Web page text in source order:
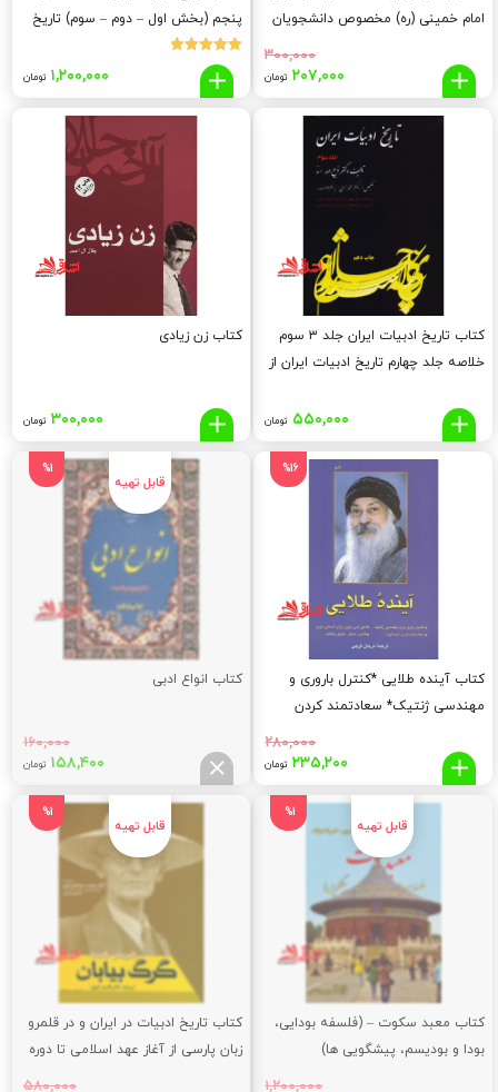
امام خمینی (ره) مخصوص دانشجویان
تشریحی و ۹۲ سوال تستی****در حد
نو****
۳۰۰,۰۰۰
قیمت
اصلی:
۳۰۰,۰۰۰
تومان
بود.
۲۰۷,۰۰۰ تومانقیمت
فعلی:
پنجم (بخش اول – دوم – سوم) تاریخ
ادبیات در ایران از آغاز سده دهم تا
میانه سده دوازدهم هجری
نمره
5.00
۱,۲۰۰,۰۰۰ تومان
کتاب تاریخ ادبیات ایران جلد ۳ سوم
خلاصه جلد چهارم تاریخ ادبیات ایران از
هجری
۵۵۰,۰۰۰ تومان
کتاب زن زیادی
۳۰۰,۰۰۰ تومان
%16
کتاب آینده طلایی *کنترل باروری و
مهندسی ژنتیک* سعادتمند کردن
نوین *قانون حاکم:عشق و تفاهم
۲۸۰,۰۰۰
قیمت
اصلی:
۲۸۰,۰۰۰
تومان
۲۳۵,۲۰۰ تومانقیمت
فعلی:
کتاب انواع ادبی
۱۶۰,۰۰۰
قیمت
۱۶۰,۰۰۰
تومان
۱۵۸,۴۰۰ تومان
کتاب معبد سکوت – (فلسفه بودایی،
بودا و بودیسم، پیشگویی ها)
۱,۲۰۰,۰۰۰
کتاب تاریخ ادبیات در ایران و در قلمرو
زبان پارسی از آغاز عهد اسلامی تا دوره
۵۸۰,۰۰۰